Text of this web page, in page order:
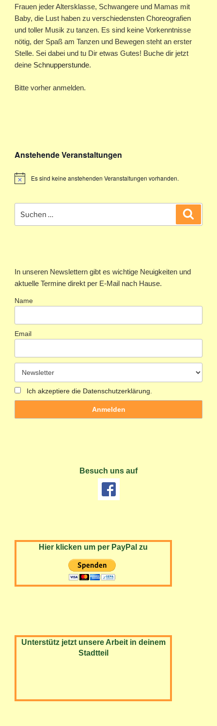
Frauen jeder Altersklasse, Schwangere und Mamas mit
Baby, die Lust haben zu verschiedensten Choreografien
und toller Musik zu tanzen. Es sind keine Vorkenntnisse
nötig, der Spaß am Tanzen und Bewegen steht an erster
Stelle. Sei dabei und tu Dir etwas Gutes! Buche dir jetzt
deine Schnupperstunde.
Bitte vorher anmelden.
Anstehende Veranstaltungen
Es sind keine anstehenden Veranstaltungen vorhanden.
nach:
In unseren Newslettern gibt es wichtige Neuigkeiten und
aktuelle Termine direkt per E-Mail nach Hause.
Name
Email
Ich akzeptiere die Datenschutzerklärung.
Besuch uns auf
Hier klicken um per PayPal zu
Unterstütz jetzt unsere Arbeit in deinem
Stadtteil